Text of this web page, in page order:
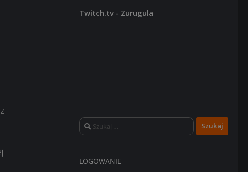
Twitch.tv - Zurugula
Szukaj:
LOGOWANIE